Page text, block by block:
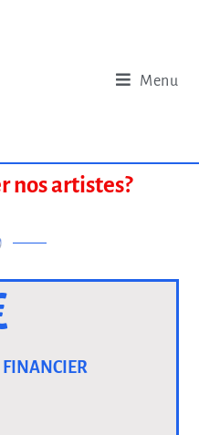
Menu
nos artistes?